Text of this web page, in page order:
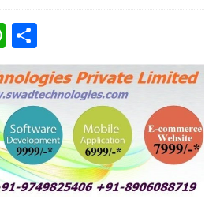
W
h
at
s
A
p
p
h
ar
e